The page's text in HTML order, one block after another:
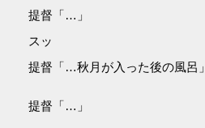
提督「…」
スッ
提督「…秋月が入った後の風呂」
提督「…」